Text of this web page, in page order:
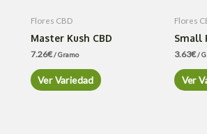
Flores CBD
Master Kush CBD
7.26€/ Gramo
Ver Variedad
Flores
Small
3.63€/
Ver